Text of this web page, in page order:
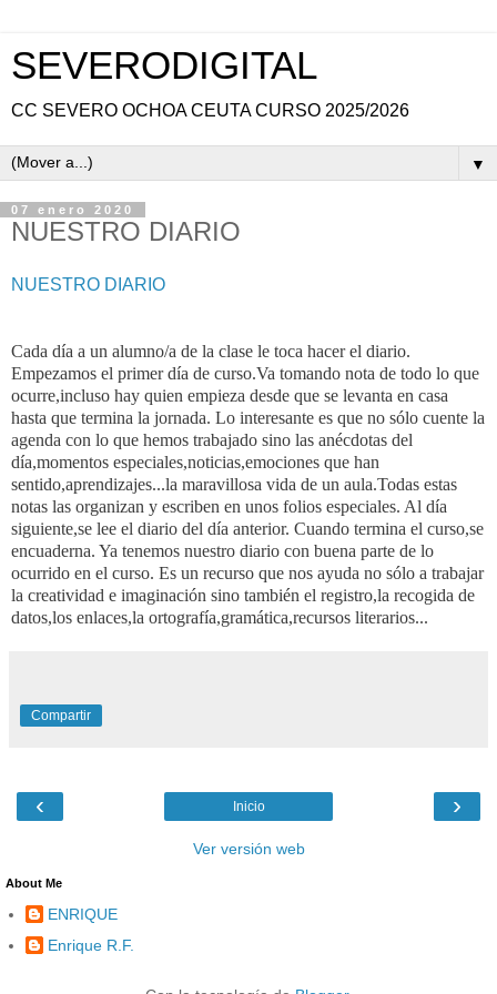
SEVERODIGITAL
CC SEVERO OCHOA CEUTA CURSO 2025/2026
▼
07 enero 2020
NUESTRO DIARIO
NUESTRO DIARIO
Cada día a un alumno/a de la clase le toca hacer el diario.
Empezamos el primer día de curso.Va tomando nota de todo lo que
ocurre,incluso hay quien empieza desde que se levanta en casa
hasta que termina la jornada. Lo interesante es que no sólo cuente la
agenda con lo que hemos trabajado sino las anécdotas del
día,momentos especiales,noticias,emociones que han
sentido,aprendizajes...la maravillosa vida de un aula.Todas estas
notas las organizan y escriben en unos folios especiales. Al día
siguiente,se lee el diario del día anterior. Cuando termina el curso,se
encuaderna. Ya tenemos nuestro diario con buena parte de lo
ocurrido en el curso. Es un recurso que nos ayuda no sólo a trabajar
la creatividad e imaginación sino también el registro,la recogida de
datos,los enlaces,la ortografía,gramática,recursos literarios...
Compartir
‹ ›
Inicio
Ver versión web
About Me
ENRIQUE
Enrique R.F.